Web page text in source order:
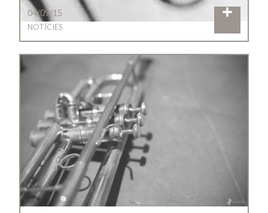
04/09/15
NOTÍCIES